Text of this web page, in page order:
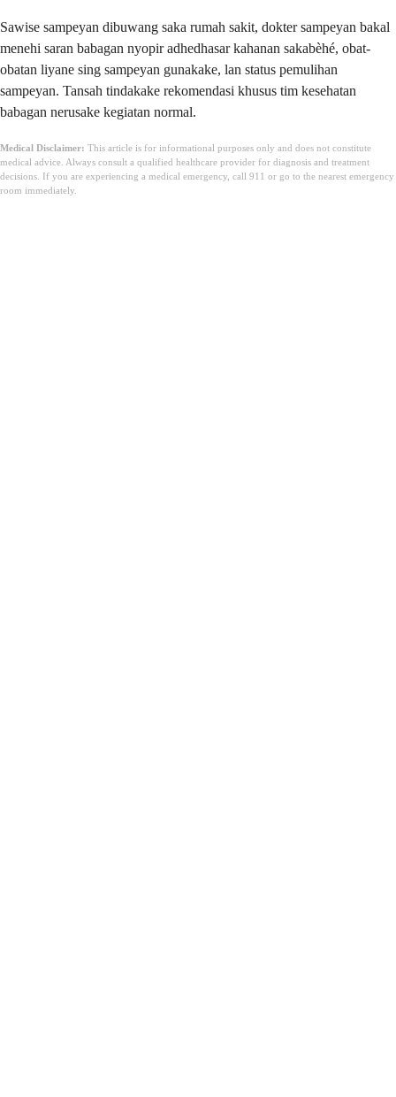
Sawise sampeyan dibuwang saka rumah sakit, dokter sampeyan bakal
menehi saran babagan nyopir adhedhasar kahanan sakabèhé, obat-
obatan liyane sing sampeyan gunakake, lan status pemulihan
sampeyan. Tansah tindakake rekomendasi khusus tim kesehatan
babagan nerusake kegiatan normal.
Medical Disclaimer: This article is for informational purposes only and does not constitute
medical advice. Always consult a qualified healthcare provider for diagnosis and treatment
decisions. If you are experiencing a medical emergency, call 911 or go to the nearest emergency
room immediately.